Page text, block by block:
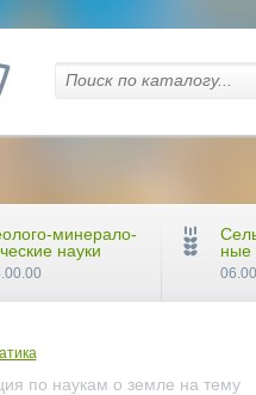
по наукам о земле на тему
минерало-
науки
ные